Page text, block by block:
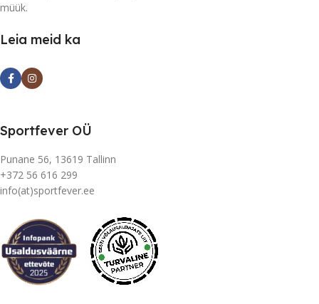
müük.
Leia meid ka
Sportfever OÜ
Punane 56, 13619 Tallinn
+372 56 616 299
info(at)sportfever.ee